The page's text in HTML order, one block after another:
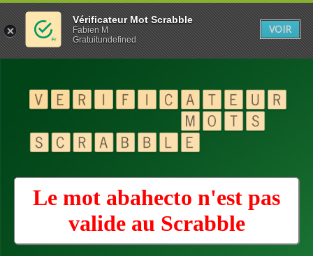
Le mot abahecto n'est pas
valide au Scrabble
Vérificateur Mot Scrabble
Fabien M
Gratuitundefined
VOIR